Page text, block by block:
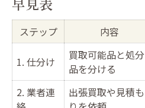
ステップ 内容
1. 仕分け
買取可能品と処分
品を分ける
2. 業者連
出張買取や見積も